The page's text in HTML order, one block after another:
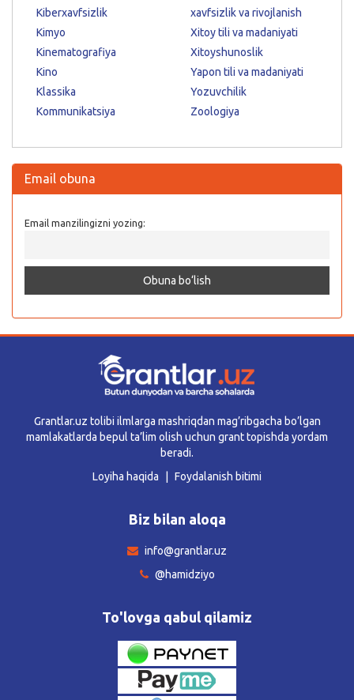
Kiberxavfsizlik
Kimyo
Kinematografiya
Kino
Klassika
Kommunikatsiya
xavfsizlik va rivojlanish
Xitoy tili va madaniyati
Xitoyshunoslik
Yapon tili va madaniyati
Yozuvchilik
Zoologiya
Email obuna
Email manzilingizni yozing:
Grantlar.uz tolibi ilmlarga mashriqdan mag’ribgacha bo’lgan
mamlakatlarda bepul ta’lim olish uchun grant topishda yordam
beradi.
Loyiha haqida
Foydalanish bitimi
Biz bilan aloqa
info@grantlar.uz
@hamidziyo
To'lovga qabul qilamiz